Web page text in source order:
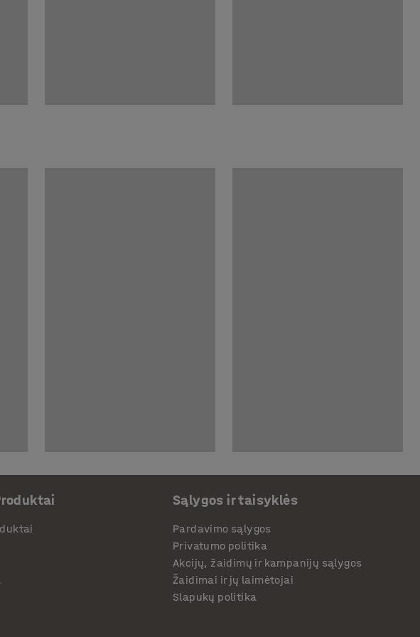
Sąlygos ir taisyklės
Pardavimo sąlygos
Privatumo politika
Akcijų, žaidimų ir kampanijų sąlygos
Žaidimai ir jų laimėtojai
Slapukų politika